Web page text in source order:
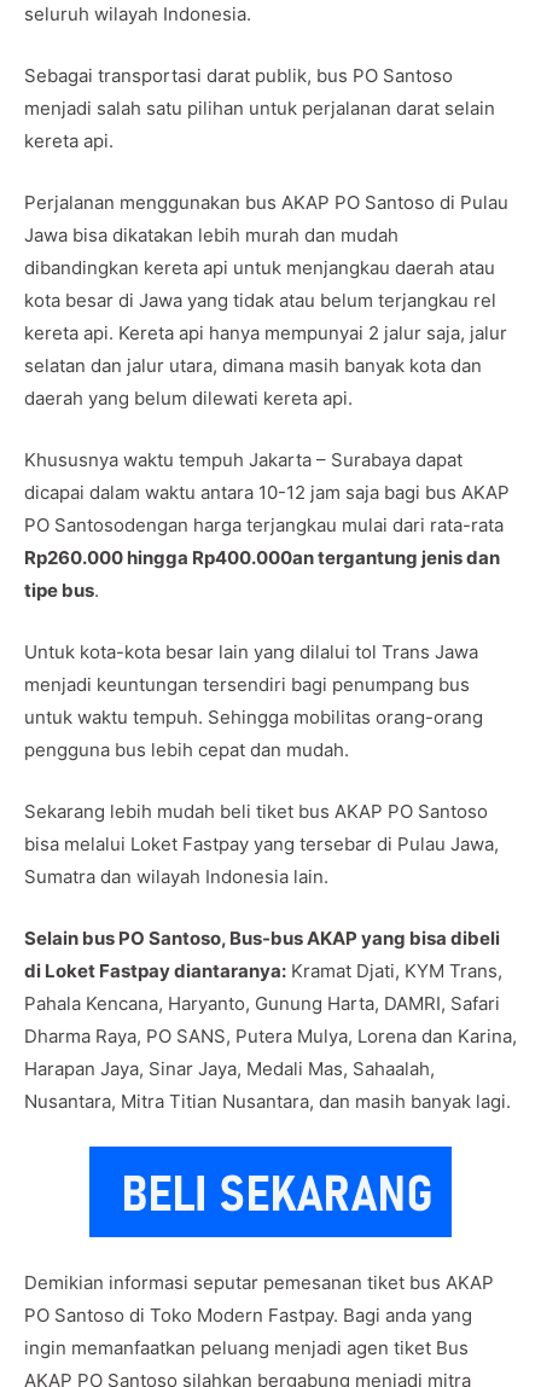
seluruh wilayah Indonesia.
Sebagai transportasi darat publik, bus PO Santoso
menjadi salah satu pilihan untuk perjalanan darat selain
kereta api.
Perjalanan menggunakan bus AKAP PO Santoso di Pulau
Jawa bisa dikatakan lebih murah dan mudah
dibandingkan kereta api untuk menjangkau daerah atau
kota besar di Jawa yang tidak atau belum terjangkau rel
kereta api. Kereta api hanya mempunyai 2 jalur saja, jalur
selatan dan jalur utara, dimana masih banyak kota dan
daerah yang belum dilewati kereta api.
Khususnya waktu tempuh Jakarta – Surabaya dapat
dicapai dalam waktu antara 10-12 jam saja bagi bus AKAP
PO Santosodengan harga terjangkau mulai dari rata-rata
Rp260.000 hingga Rp400.000an tergantung jenis dan
tipe bus.
Untuk kota-kota besar lain yang dilalui tol Trans Jawa
menjadi keuntungan tersendiri bagi penumpang bus
untuk waktu tempuh. Sehingga mobilitas orang-orang
pengguna bus lebih cepat dan mudah.
Sekarang lebih mudah beli tiket bus AKAP PO Santoso
bisa melalui Loket Fastpay yang tersebar di Pulau Jawa,
Sumatra dan wilayah Indonesia lain.
Selain bus PO Santoso, Bus-bus AKAP yang bisa dibeli
di Loket Fastpay diantaranya: Kramat Djati, KYM Trans,
Pahala Kencana, Haryanto, Gunung Harta, DAMRI, Safari
Dharma Raya, PO SANS, Putera Mulya, Lorena dan Karina,
Harapan Jaya, Sinar Jaya, Medali Mas, Sahaalah,
Nusantara, Mitra Titian Nusantara, dan masih banyak lagi.
Demikian informasi seputar pemesanan tiket bus AKAP
PO Santoso di Toko Modern Fastpay. Bagi anda yang
ingin memanfaatkan peluang menjadi agen tiket Bus
AKAP PO Santoso silahkan bergabung menjadi mitra